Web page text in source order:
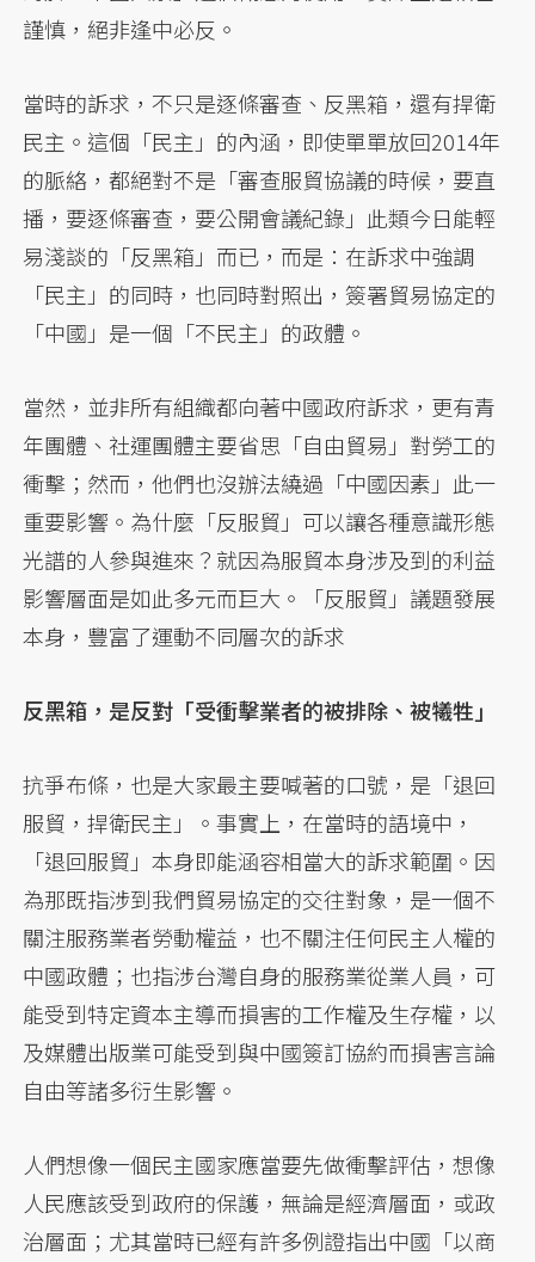
謹慎，絕非逢中必反。
當時的訴求，不只是逐條審查、反黑箱，還有捍衛
民主。這個「民主」的內涵，即使單單放回2014年
的脈絡，都絕對不是「審查服貿協議的時候，要直
播，要逐條審查，要公開會議紀錄」此類今日能輕
易淺談的「反黑箱」而已，而是：在訴求中強調
「民主」的同時，也同時對照出，簽署貿易協定的
「中國」是一個「不民主」的政體。
當然，並非所有組織都向著中國政府訴求，更有青
年團體、社運團體主要省思「自由貿易」對勞工的
衝擊；然而，他們也沒辦法繞過「中國因素」此一
重要影響。為什麼「反服貿」可以讓各種意識形態
光譜的人參與進來？就因為服貿本身涉及到的利益
影響層面是如此多元而巨大。「反服貿」議題發展
本身，豐富了運動不同層次的訴求
反黑箱，是反對「受衝擊業者的被排除、被犧牲」
抗爭布條，也是大家最主要喊著的口號，是「退回
服貿，捍衛民主」。事實上，在當時的語境中，
「退回服貿」本身即能涵容相當大的訴求範圍。因
為那既指涉到我們貿易協定的交往對象，是一個不
關注服務業者勞動權益，也不關注任何民主人權的
中國政體；也指涉台灣自身的服務業從業人員，可
能受到特定資本主導而損害的工作權及生存權，以
及媒體出版業可能受到與中國簽訂協約而損害言論
自由等諸多衍生影響。
人們想像一個民主國家應當要先做衝擊評估，想像
人民應該受到政府的保護，無論是經濟層面，或政
治層面；尤其當時已經有許多例證指出中國「以商